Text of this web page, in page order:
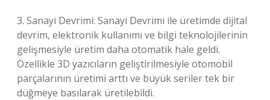
3. Sanayi Devrimi: Sanayi Devrimi ile üretimde dijital
devrim, elektronik kullanımı ve bilgi teknolojilerinin
gelişmesiyle üretim daha otomatik hale geldi.
Özellikle 3D yazıcıların geliştirilmesiyle otomobil
parçalarının üretimi arttı ve büyük seriler tek bir
düğmeye basılarak üretilebildi.